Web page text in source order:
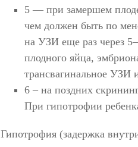
5 — при замершем
чем должен быть по
на УЗИ еще раз через
плодного яйца,
трансвагинальное УЗИ
6 – на поздних
При гипотрофии
Гипотрофия (задержка